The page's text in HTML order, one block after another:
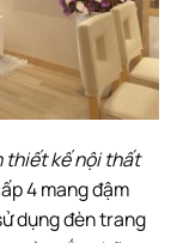
thiết kế nội thất
4 mang đậm
dụng đèn trang